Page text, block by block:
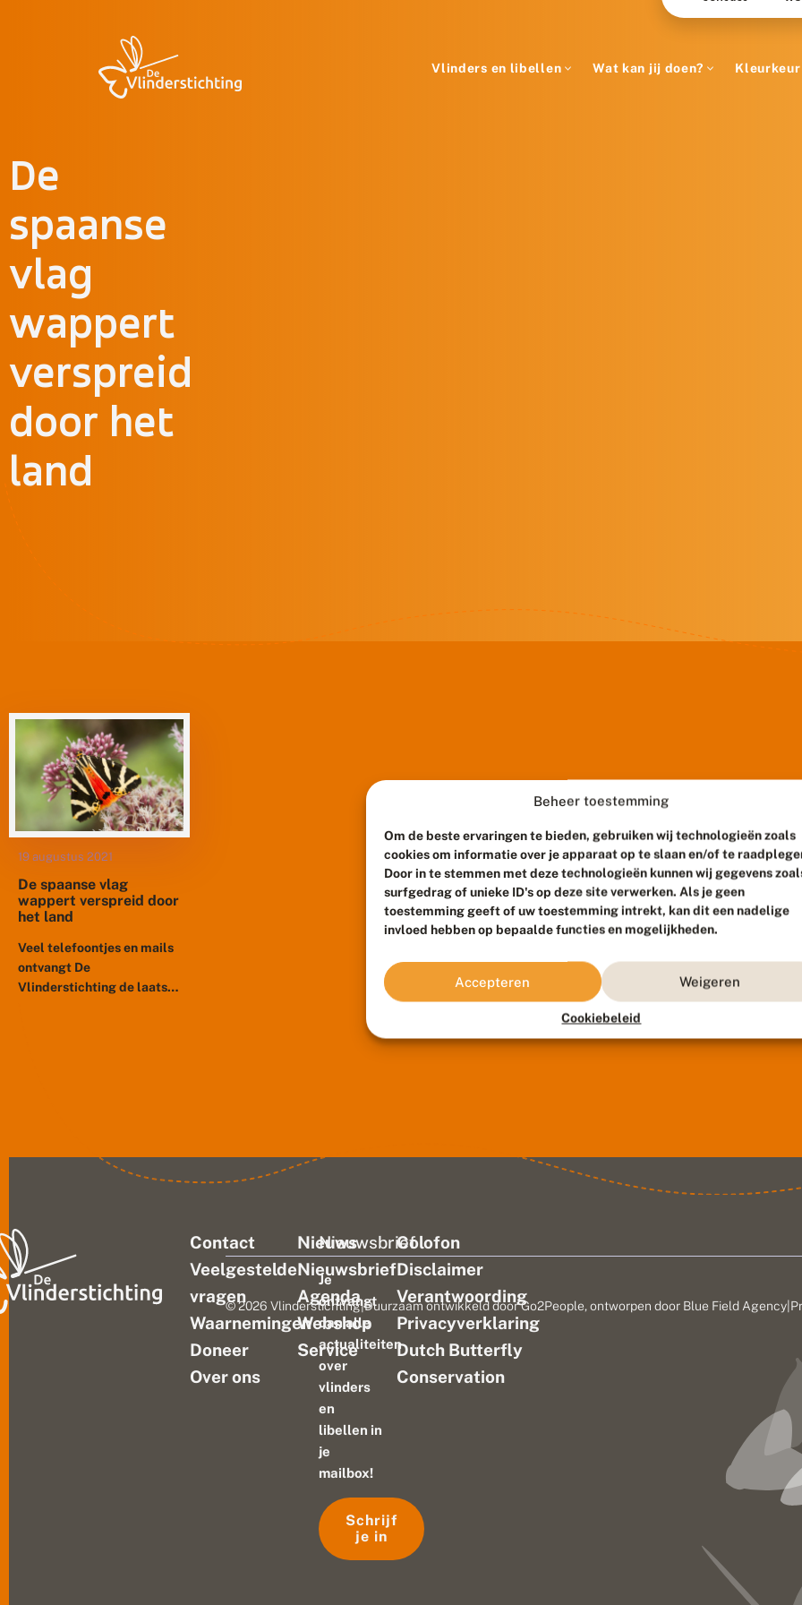
Beheer toestemming
Om de beste ervaringen te bieden, gebruiken wij technologieën zoals
cookies om informatie over je apparaat op te slaan en/of te
Door in te stemmen met deze technologieën kunnen wij gegevens
surfgedrag of unieke ID's op deze site verwerken. Als je geen
toestemming geeft of uw toestemming intrekt, kan dit een nadelige
invloed hebben op bepaalde functies en mogelijkheden.
Accepteren Weigeren
Cookiebeleid
Vlinders en libellen Wat kan jij doen? Kleurkeur
De
spaanse
vlag
wappert
verspreid
door het
land
19 augustus 2021
De spaanse vlag
wappert verspreid door
het land
Veel telefoontjes en mails
ontvangt De
Vlinderstichting de laatste
Contact
Veelgestelde
vragen
Waarnemingen
Doneer
Over ons
Nieuws
Nieuwsbrief
Agenda
Webshop
Service
Colofon
Disclaimer
Verantwoording
Privacyverklaring
Dutch Butterfly
Conservation
Nieuwsbrief
Je
ontvangt
dan alle
actualiteiten
over
vlinders
en
libellen in
je
mailbox!
Schrijf
je in
© 2026 Vlinderstichting|Duurzaam ontwikkeld doorGo2People, ontworpen door Blue Field Agency